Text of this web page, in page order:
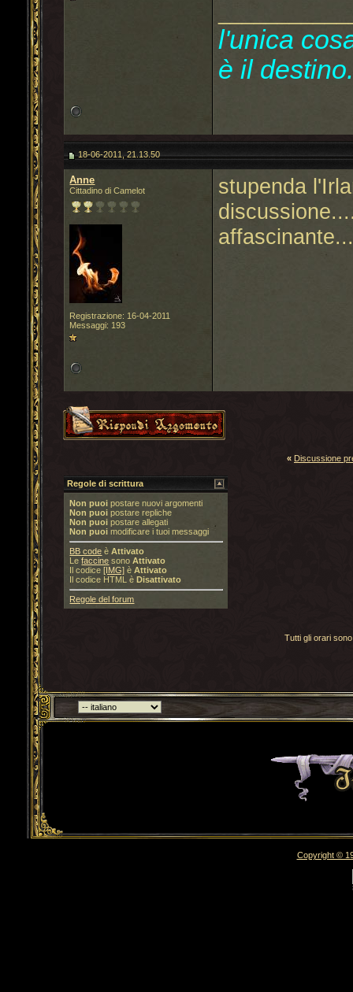
l'unica
è il
18-06-2011, 21.13.50
Anne
Cittadino di Camelot
Registrazione: 16-04-2011
Messaggi: 193
stupenda
« Discussione
Regole di scrittura
Non puoi postare nuovi argomenti
Non puoi postare repliche
Non puoi postare allegati
Non puoi modificare i tuoi messaggi
BB code èAttivato
Lefaccine sonoAttivato
Il codice[IMG] èAttivato
Il codice HTML èDisattivato
Regole del forum
Tutti gli orari
Torna indietro
Copyright ©